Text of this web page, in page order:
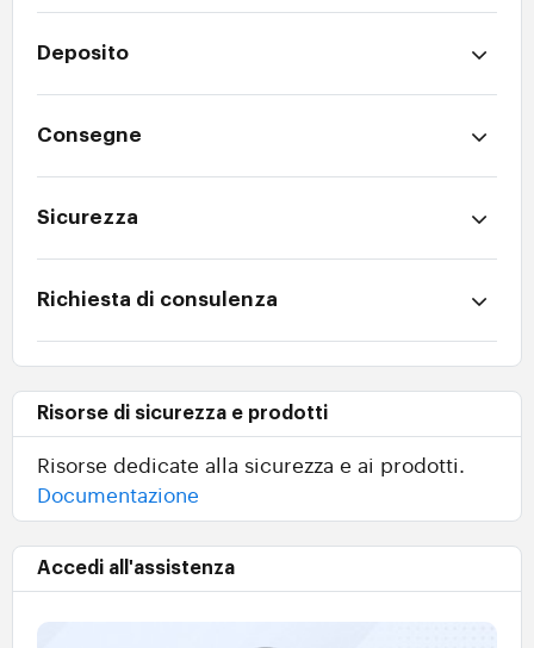
Deposito
Consegne
Sicurezza
Richiesta di consulenza
Risorse di sicurezza e prodotti
Risorse dedicate alla sicurezza e ai prodotti.
Documentazione
Accedi all'assistenza